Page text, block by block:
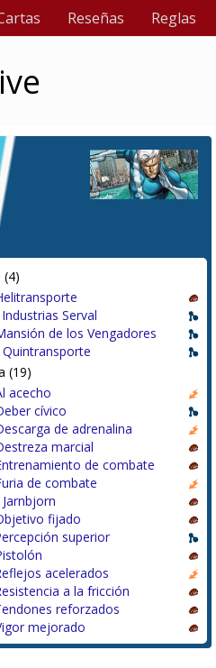
Reseñas Reglas
(4)
Industrias Serval
de los Vengadores
Quintransporte
(19)
acecho
cívico
de adrenalina
marcial
de combate
de combate
Jarnbjorn
fijado
superior
acelerados
a la fricción
reforzados
mejorado